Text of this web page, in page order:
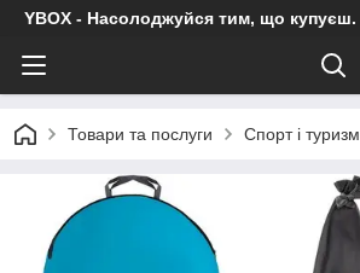
YBOX - Насолоджуйся тим, що купуєш.
Товари та послуги Спорт і туризм